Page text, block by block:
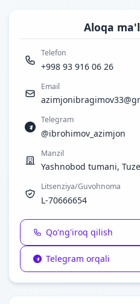
Aloqa
Telefon
+998 93 916 06 26
Email
Telegram
@ibrohimov_azimjon
Manzil
Yashnobod tumani,
Litsenziya/Guvohnoma
L-70666654
Qo'ng'iroq qilish
Telegram orqali